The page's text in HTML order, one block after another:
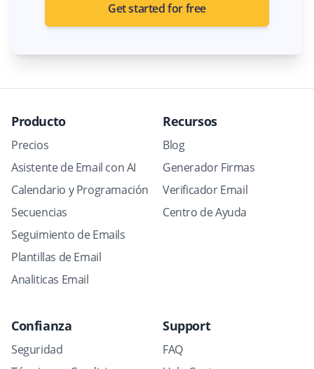
Get started for free
Producto
Precios
Asistente de Email con AI
Calendario y Programación
Secuencias
Seguimiento de Emails
Plantillas de Email
Analiticas Email
Recursos
Blog
Generador Firmas
Verificador Email
Centro de Ayuda
Confianza
Seguridad
Support
FAQ